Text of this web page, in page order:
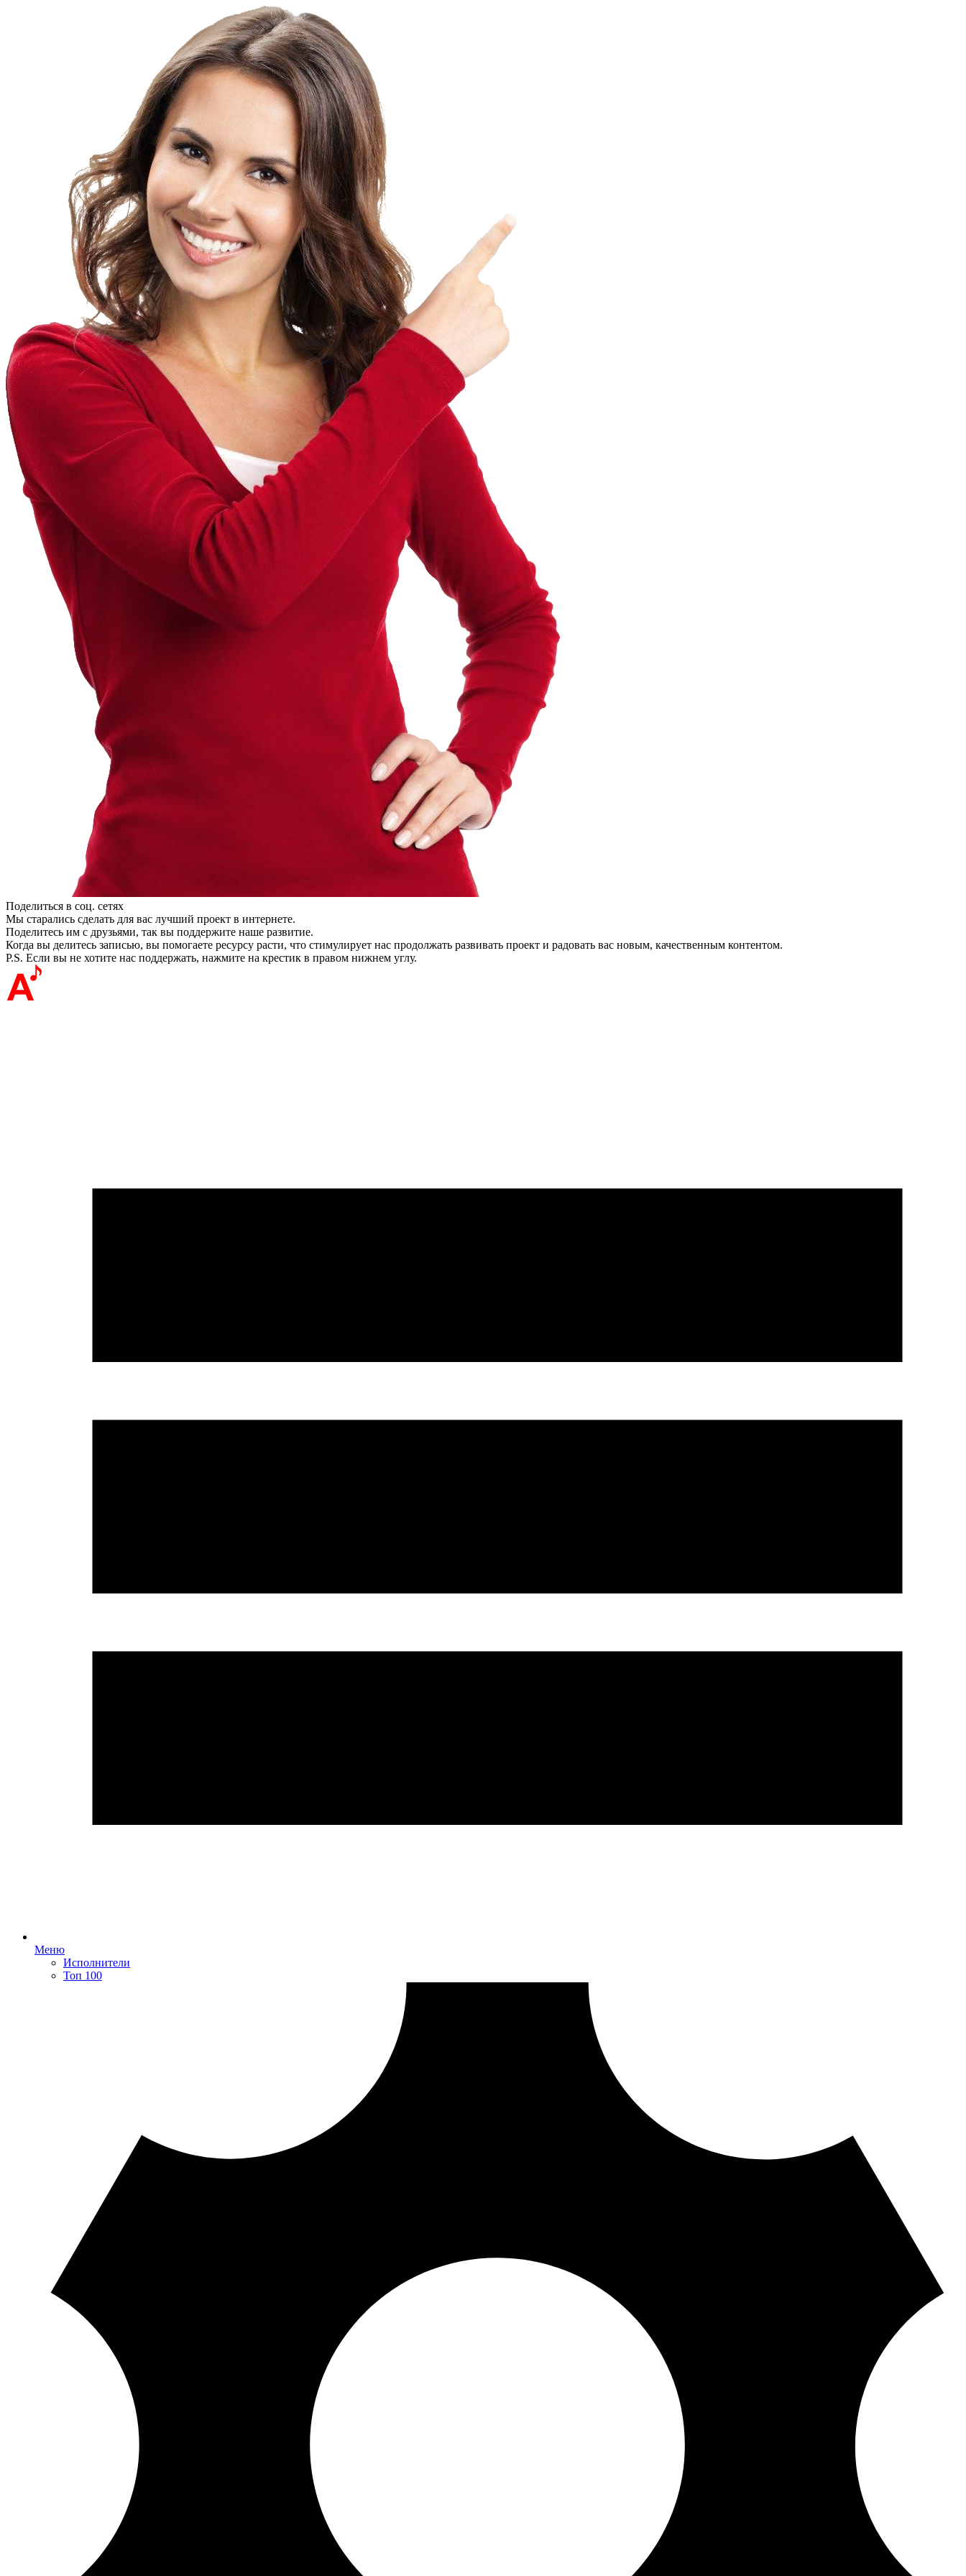
Поделиться в соц. сетях
Мы старались сделать для вас лучший проект в интернете.
Поделитесь им с друзьями, так вы поддержите наше развитие.
Когда вы делитесь записью, вы помогаете ресурсу расти, что стимулирует нас продолжать развивать проект и радовать вас новым, качественным контентом.
P.S. Если вы не хотите нас поддержать, нажмите на крестик в правом нижнем углу.
Меню
Исполнители
Топ 100